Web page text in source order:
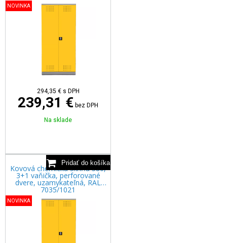
NOVINKA
294,35 € s DPH
239,31 € bez DPH
Na sklade
Kovová chemická skriňa 580,
3+1 vaňička, perforované
dvere, uzamykateľná, RAL
7035/1021
NOVINKA